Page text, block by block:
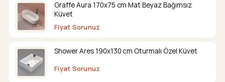
Graffe Aura 170x75 cm Mat Beyaz Bağımsız
Küvet
Fiyat Sorunuz
Shower Ares 190x130 cm Oturmalı Özel Küvet
Fiyat Sorunuz